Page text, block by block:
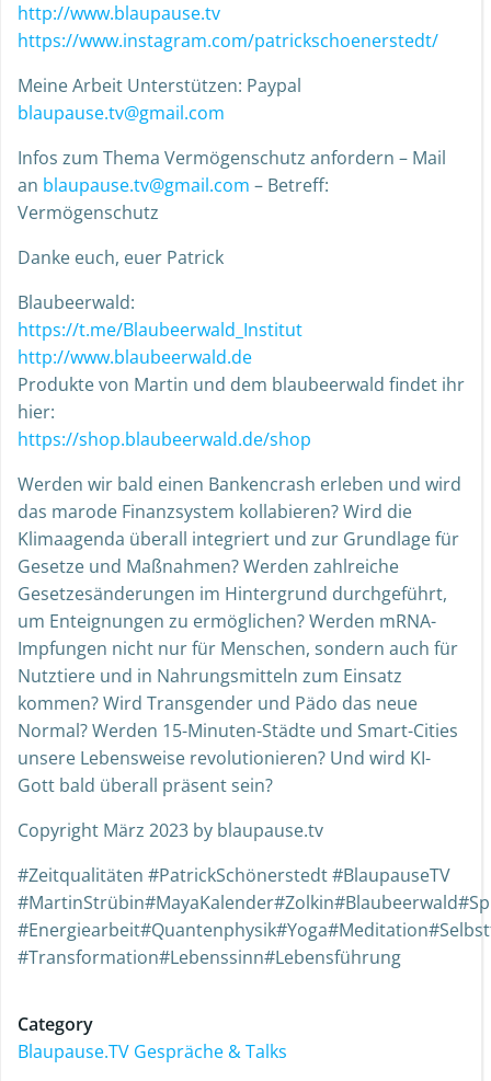
http://www.blaupause.tv
https://www.instagram.com/patrickschoenerstedt/
Meine Arbeit Unterstützen: Paypal
blaupause.tv@gmail.com
Infos zum Thema Vermögenschutz anfordern – Mail
an blaupause.tv@gmail.com – Betreff:
Vermögenschutz
Danke euch, euer Patrick
Blaubeerwald:
https://t.me/Blaubeerwald_Institut
http://www.blaubeerwald.de
Produkte von Martin und dem blaubeerwald findet ihr
hier:
https://shop.blaubeerwald.de/shop
Werden wir bald einen Bankencrash erleben und wird
das marode Finanzsystem kollabieren? Wird die
Klimaagenda überall integriert und zur Grundlage für
Gesetze und Maßnahmen? Werden zahlreiche
Gesetzesänderungen im Hintergrund durchgeführt,
um Enteignungen zu ermöglichen? Werden mRNA-
Impfungen nicht nur für Menschen, sondern auch für
Nutztiere und in Nahrungsmitteln zum Einsatz
kommen? Wird Transgender und Pädo das neue
Normal? Werden 15-Minuten-Städte und Smart-Cities
unsere Lebensweise revolutionieren? Und wird KI-
Gott bald überall präsent sein?
Copyright März 2023 by blaupause.tv
#Zeitqualitäten #PatrickSchönerstedt #BlaupauseTV
#Transformation#Lebenssinn#Lebensführung
Category
Blaupause.TV Gespräche & Talks